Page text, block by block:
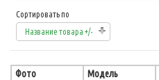
Сортировать по
Название товара +/-
Фото Модель